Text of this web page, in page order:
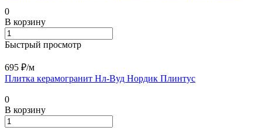
0
В корзину
Быстрый просмотр
695 ₽/м
Плитка керамогранит Нл-Вуд Нордик Плинтус
0
В корзину